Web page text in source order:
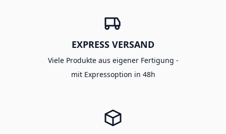
EXPRESS VERSAND
Viele Produkte aus eigener Fertigung -
mit Expressoption in 48h